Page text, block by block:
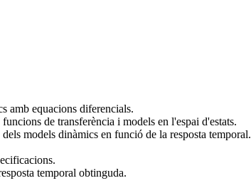
amb equacions diferencials.
de transferència i models en l'espai d'estats.
models dinàmics en funció de la resposta temporal.
temporal obtinguda.